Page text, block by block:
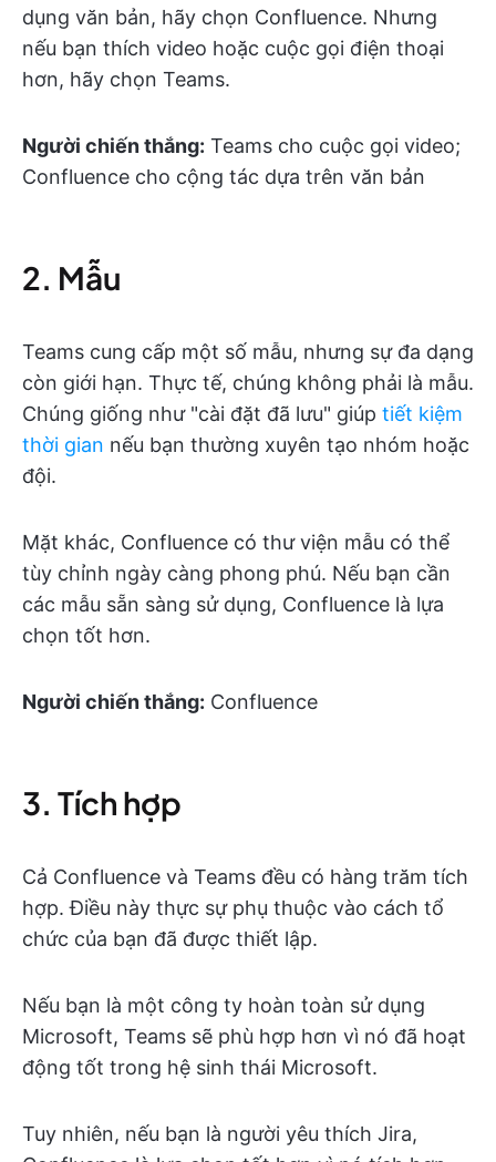
dụng văn bản, hãy chọn Confluence. Nhưng
nếu bạn thích video hoặc cuộc gọi điện thoại
hơn, hãy chọn Teams.
Người chiến thắng: Teams cho cuộc gọi video;
Confluence cho cộng tác dựa trên văn bản
2. Mẫu
Teams cung cấp một số mẫu, nhưng sự đa dạng
còn giới hạn. Thực tế, chúng không phải là mẫu.
Chúng giống như "cài đặt đã lưu" giúp tiết kiệm
thời gian nếu bạn thường xuyên tạo nhóm hoặc
đội.
Mặt khác, Confluence có thư viện mẫu có thể
tùy chỉnh ngày càng phong phú. Nếu bạn cần
các mẫu sẵn sàng sử dụng, Confluence là lựa
chọn tốt hơn.
Người chiến thắng: Confluence
3. Tích hợp
Cả Confluence và Teams đều có hàng trăm tích
hợp. Điều này thực sự phụ thuộc vào cách tổ
chức của bạn đã được thiết lập.
Nếu bạn là một công ty hoàn toàn sử dụng
Microsoft, Teams sẽ phù hợp hơn vì nó đã hoạt
động tốt trong hệ sinh thái Microsoft.
Tuy nhiên, nếu bạn là người yêu thích Jira,